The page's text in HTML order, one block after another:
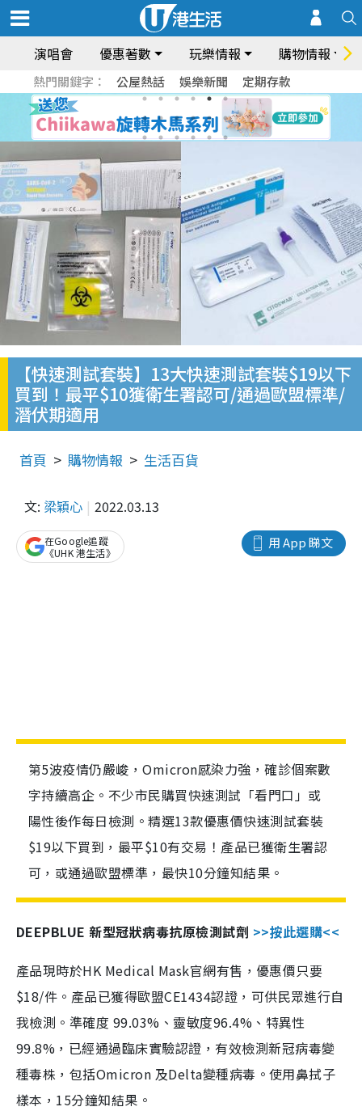
演唱會 優惠著數 玩樂情報 購物情報
熱門關鍵字： 公屋熱話 娛樂新聞 定期存款
【快速測試套裝】13大快速測試套裝$19以下
買到！最平$10獲衛生署認可/通過歐盟標準/
潛伏期適用
首頁 購物情報 生活百貨
文: 梁穎心 2022.03.13
用 App 睇文
在Google追蹤
《UHK 港生活》
第5波疫情仍嚴峻，Omicron感染力強，確診個案數
字持續高企。不少市民購買快速測試「看門口」或
陽性後作每日檢測。精選13款優惠價快速測試套裝
$19以下買到，最平$10有交易！產品已獲衛生署認
可，或通過歐盟標準，最快10分鐘知結果。
DEEPBLUE 新型冠狀病毒抗原檢測試劑 >>按此選購<<
產品現時於HK Medical Mask官網有售，優惠價只要
$18/件。產品已獲得歐盟CE1434認證，可供民眾進行自
我檢測。準確度 99.03%、靈敏度96.4%、特異性
99.8%，已經通過臨床實驗認證，有效檢測新冠病毒變
種毒株，包括Omicron 及Delta變種病毒。使用鼻拭子
樣本，15分鐘知結果。